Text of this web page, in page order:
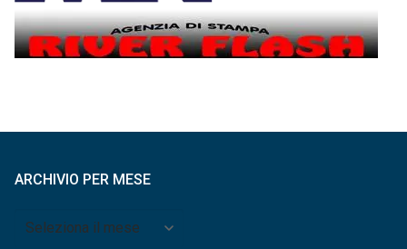
ARCHIVIO PER MESE
Archivio